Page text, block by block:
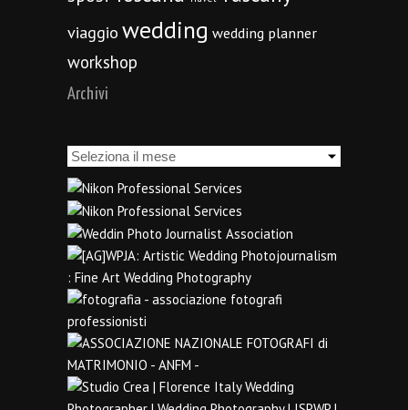
viaggio wedding wedding planner
workshop
Archivi
Archivi